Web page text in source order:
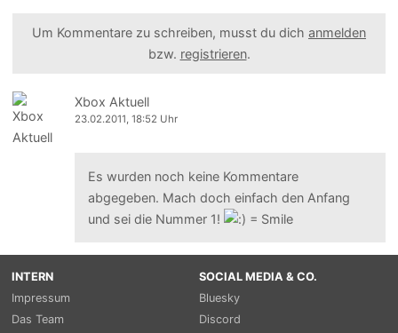
Um Kommentare zu schreiben, musst du dich anmelden
bzw. registrieren.
Xbox Aktuell
23.02.2011, 18:52 Uhr
Es wurden noch keine Kommentare
abgegeben. Mach doch einfach den Anfang
und sei die Nummer 1!
INTERN
Impressum
Das Team
SOCIAL MEDIA & CO.
Bluesky
Discord